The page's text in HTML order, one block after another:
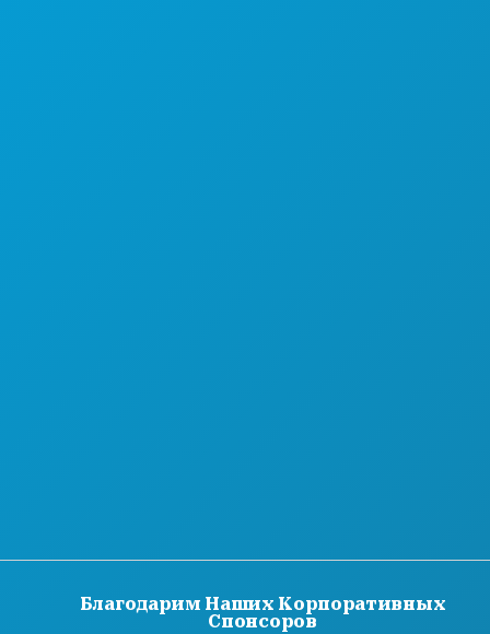
Благодарим Наших Корпоративных
Спонсоров